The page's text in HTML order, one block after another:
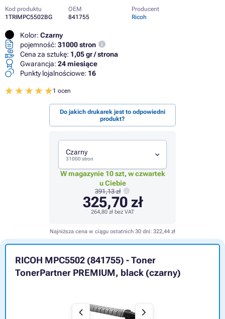
Kod produktu
1TRIMPC5502BG
OEM
841755
Producent
Ricoh
Kolor: Czarny
pojemność: 31000 stron
Cena za sztukę: 1,05 gr / strona
Gwarancja: 24 miesiące
Punkty lojalnościowe: 16
1 ocen
Do jakich drukarek jest to odpowiedni
produkt?
Czarny
31000 stron
W magazynie 10 szt, w czwartek
u Ciebie
391,13 zł
325,70 zł
264,80 zł bez VAT
Najniższa cena w ciągu ostatnich 30 dni: 322,44 zł
RICOH MPC5502 (841755) - Toner
TonerPartner PREMIUM, black (czarny)